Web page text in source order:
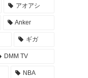
アオアシ
Anker
ギガ
DMM TV
NBA